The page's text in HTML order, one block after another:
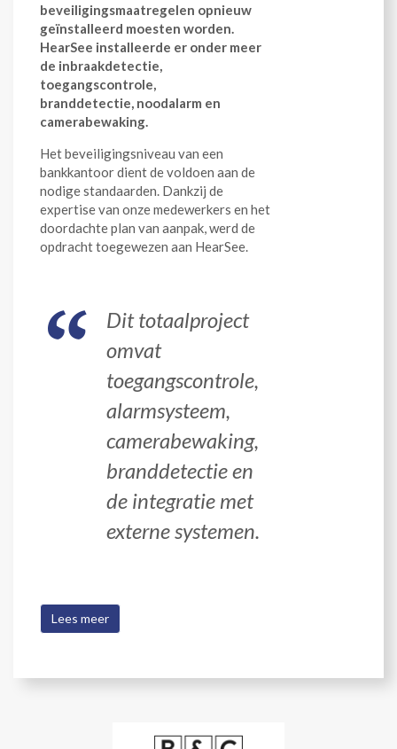
beveiligingsmaatregelen opnieuw
geïnstalleerd moesten worden.
HearSee installeerde er onder meer
de inbraakdetectie,
toegangscontrole,
branddetectie, noodalarm en
camerabewaking.
Het beveiligingsniveau van een
bankkantoor dient de voldoen aan de
nodige standaarden. Dankzij de
expertise van onze medewerkers en het
doordachte plan van aanpak, werd de
opdracht toegewezen aan HearSee.
Dit totaalproject
omvat
toegangscontrole,
alarmsysteem,
camerabewaking,
branddetectie en
de integratie met
externe systemen.
Lees meer